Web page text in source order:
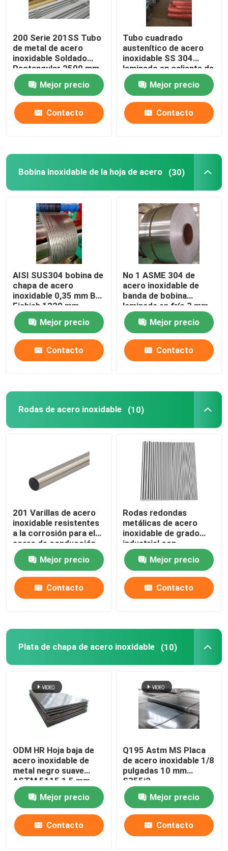
Inicio
Los vídeos
Chapa de acero inoxidable
tubo metálico de acero inoxidable
Bobina inoxidable de la hoja de acero
Rodas de acero inoxidable
Plata de chapa de acero inoxidable
Rod Bar de acero inoxidable
Hoja de acero inoxidable 304
Tubería de acero inoxidable 316
El cable de chapa de cobre
Envases de cable de acero inoxidable
200 Serie 201SS Tubo
de metal de acero
inoxidable Soldado
Rectangular 2500 mm
Mejor precio
Contacto
Tubo cuadrado
austenítico de acero
inoxidable SS 304
laminado en caliente de
50 mm Serie 300
Mejor precio
Contacto
Bobina inoxidable de la hoja de acero (30)
AISI SUS304 bobina de
chapa de acero
inoxidable 0,35 mm BA
Fishish 1220 mm
Mejor precio
Contacto
No 1 ASME 304 de
acero inoxidable de
banda de bobina
laminada en frío 3 mm
Mejor precio
Contacto
Rodas de acero inoxidable (10)
201 Varillas de acero
inoxidable resistentes
a la corrosión para el
acero de conducción
en frío
Mejor precio
Contacto
Rodas redondas
metálicas de acero
inoxidable de grado
industrial con
resistencia a altas
temperaturas
Mejor precio
Contacto
Plata de chapa de acero inoxidable (10)
ODM HR Hoja baja de
acero inoxidable de
metal negro suave
ASTM 5115 1,5 mm
Mejor precio
Contacto
Q195 Astm MS Placa
de acero inoxidable 1/8
pulgadas 10 mm
S355j2
Mejor precio
Contacto